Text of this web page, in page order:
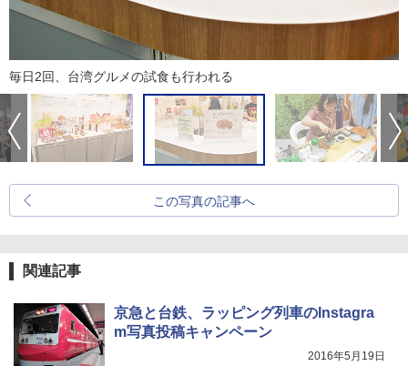
毎日2回、台湾グルメの試食も行われる
この写真の記事へ
関連記事
京急と台鉄、ラッピング列車のInstagra
m写真投稿キャンペーン
2016年5月19日